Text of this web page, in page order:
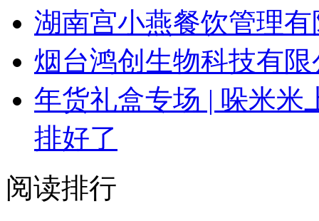
湖南宫小燕餐饮管理
烟台鸿创生物科技有限
年货礼盒专场 | 哚米米
排好了
阅读排行